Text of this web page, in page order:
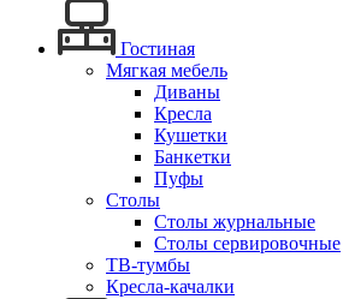
Гостиная
Мягкая мебель
Диваны
Кресла
Кушетки
Банкетки
Пуфы
Столы
Столы журнальные
Столы сервировочные
ТВ-тумбы
Кресла-качалки